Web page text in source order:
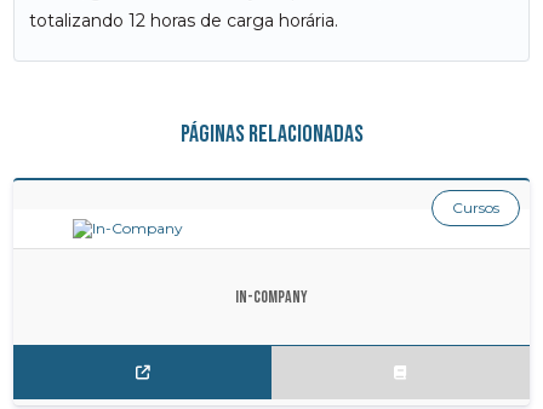
totalizando 12 horas de carga horária.
Páginas relacionadas
In-Company
Cursos